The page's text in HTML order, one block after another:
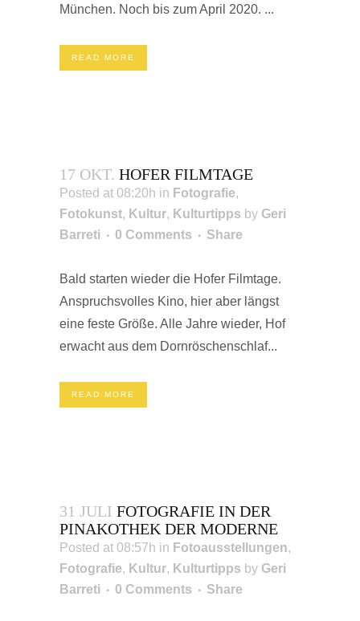
München. Noch bis zum April 2020. ...
READ MORE
17 OKT. HOFER FILMTAGE
Posted at 08:20h in Fotografie,
Fotokunst, Kultur, Kulturtipps by Geri
Barreti
0 Comments Share
Bald starten wieder die Hofer Filmtage.
Anspruchsvolles Kino, hier aber längst
eine feste Größe. Alle Jahre wieder, Hof
erwacht aus dem Dornröschenschlaf...
READ MORE
31 JULI FOTOGRAFIE IN DER
PINAKOTHEK DER MODERNE
Posted at 08:57h in Fotoausstellungen,
Fotografie, Kultur, Kulturtipps by Geri
Barreti
0 Comments Share